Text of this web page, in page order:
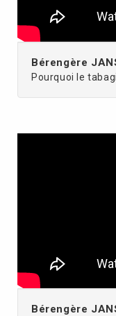
Bérengère
Pourquoi le
Bérengère